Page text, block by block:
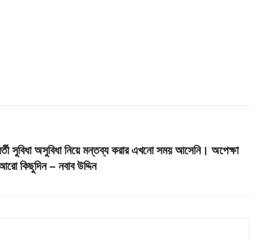
সুবিধা অসুবিধা নিয়ে মন্তব্য করার এখনো সময় আসেনি। অপেক্ষা
কিছুদিন – নবাব উদ্দিন